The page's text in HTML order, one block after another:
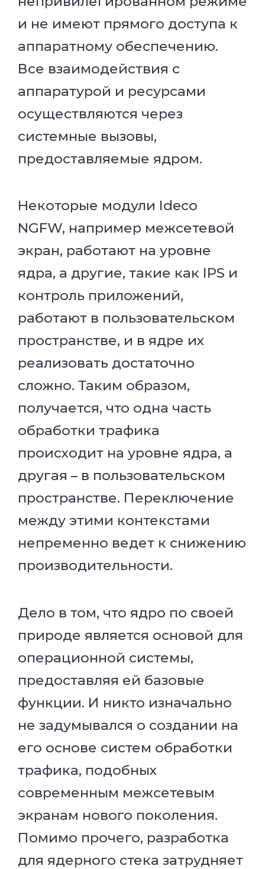
и не имеют прямого доступа к
аппаратному обеспечению.
Все взаимодействия с
аппаратурой и ресурсами
осуществляются через
системные вызовы,
предоставляемые ядром.
Некоторые модули Ideco
NGFW, например межсетевой
экран, работают на уровне
ядра, а другие, такие как IPS и
контроль приложений,
работают в пользовательском
пространстве, и в ядре их
реализовать достаточно
сложно. Таким образом,
получается, что одна часть
обработки трафика
происходит на уровне ядра, а
другая – в пользовательском
пространстве. Переключение
между этими контекстами
непременно ведет к снижению
производительности.
Дело в том, что ядро по своей
природе является основой для
операционной системы,
предоставляя ей базовые
функции. И никто изначально
не задумывался о создании на
его основе систем обработки
трафика, подобных
современным межсетевым
экранам нового поколения.
Помимо прочего, разработка
для ядерного стека затрудняет